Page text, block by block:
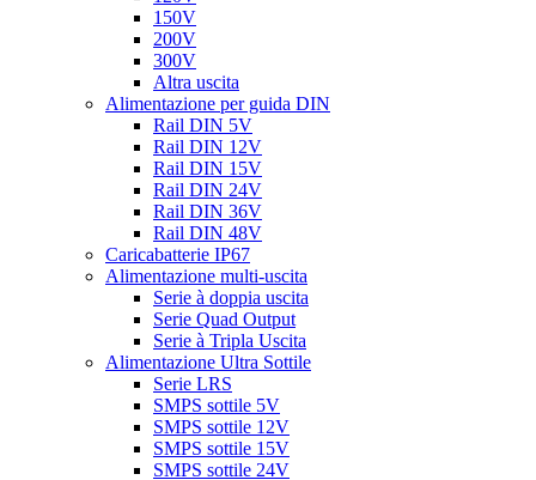
150V
200V
300V
Altra uscita
Alimentazione per guida DIN
Rail DIN 5V
Rail DIN 12V
Rail DIN 15V
Rail DIN 24V
Rail DIN 36V
Rail DIN 48V
Caricabatterie IP67
Alimentazione multi-uscita
Serie à doppia uscita
Serie Quad Output
Serie à Tripla Uscita
Alimentazione Ultra Sottile
Serie LRS
SMPS sottile 5V
SMPS sottile 12V
SMPS sottile 15V
SMPS sottile 24V